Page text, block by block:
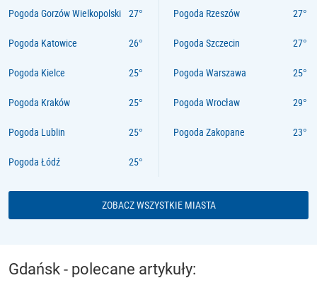
Pogoda Gorzów Wielkopolski
Pogoda Katowice
Pogoda Kielce
Pogoda Kraków
Pogoda Lublin
Pogoda Łódź
Pogoda Rzeszów
Pogoda Szczecin
Pogoda Warszawa
Pogoda Wrocław
Pogoda Zakopane
ZOBACZ WSZYSTKIE MIASTA
Gdańsk - polecane artykuły: